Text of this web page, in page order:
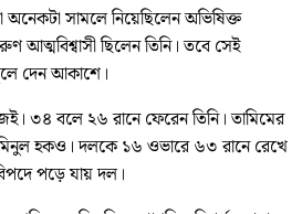
অনেকটা সামলে নিয়েছিলেন অভিষিক্ত
আত্মবিশ্বাসী ছিলেন তিনি। তবে সেই
দেন আকাশে।
৩৪ বলে ২৬ রানে ফেরেন তিনি। তামিমের
হকও। দলকে ১৬ ওভারে ৬৩ রানে রেখে
পড়ে যায় দল।